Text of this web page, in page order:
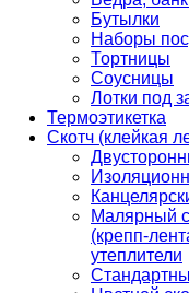
Бутылки
Наборы
Тортницы
Соусницы
Лотки под
Термоэтикетка
Скотч (клейкая
Малярный
(крепп-
утеплители